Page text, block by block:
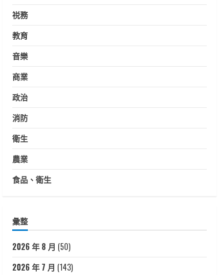
祱務
教育
音樂
商業
政治
消防
衛生
農業
食品、衛生
彙整
2026 年 8 月 (50)
2026 年 7 月 (143)